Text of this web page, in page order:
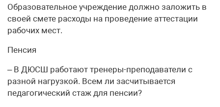
Образовательное учреждение должно заложить в
своей смете расходы на проведение аттестации
рабочих мест.
Пенсия
– В ДЮСШ работают тренеры-преподаватели с
разной нагрузкой. Всем ли засчитывается
педагогический стаж для пенсии?